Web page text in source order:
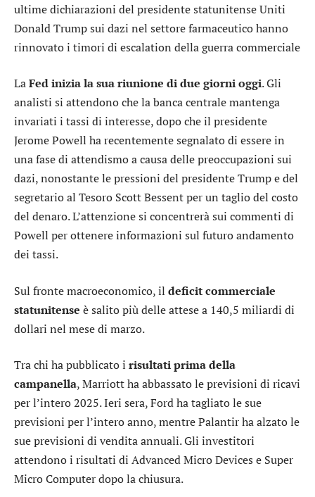
ultime dichiarazioni del presidente statunitense Uniti
Donald Trump sui dazi nel settore farmaceutico hanno
rinnovato i timori di escalation della guerra commerciale
LaFed inizia la sua riunione di due giorni oggi. Gli
analisti si attendono che la banca centrale mantenga
invariati i tassi di interesse, dopo che il presidente
Jerome Powell ha recentemente segnalato di essere in
una fase di attendismo a causa delle preoccupazioni sui
dazi, nonostante le pressioni del presidente Trump e del
segretario al Tesoro Scott Bessent per un taglio del costo
del denaro. L’attenzione si concentrerà sui commenti di
Powell per ottenere informazioni sul futuro andamento
dei tassi.
Sul fronte macroeconomico, il deficit commerciale
statunitense è salito più delle attese a 140,5 miliardi di
dollari nel mese di marzo.
Tra chi ha pubblicato i risultati prima della
campanella,Marriottha abbassato le previsioni di ricavi
per l’intero 2025. Ieri sera,Fordha tagliato le sue
previsioni per l’intero anno, mentrePalantirha alzato le
sue previsioni di vendita annuali. Gli investitori
attendono i risultati di Advanced Micro Devices e Super
Micro Computerdopo la chiusura.